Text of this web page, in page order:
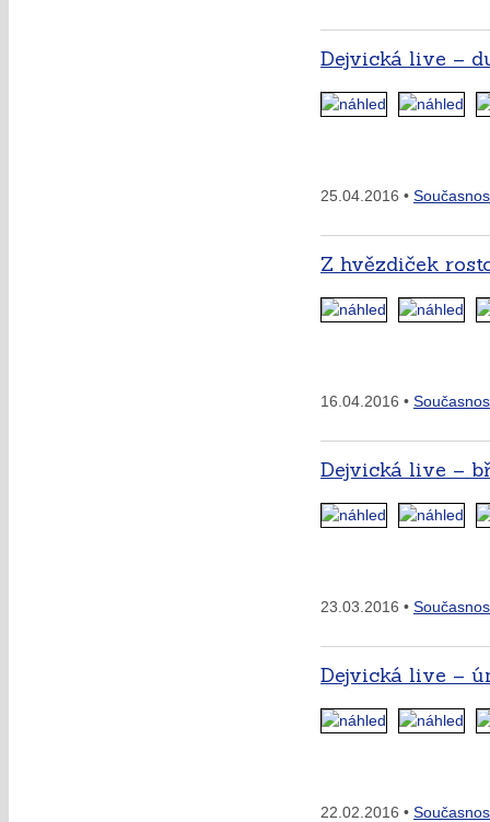
Dejvická live –
25.04.2016 •
Z hvězdiček
16.04.2016 •
Dejvická live –
23.03.2016 •
Dejvická live –
22.02.2016 •